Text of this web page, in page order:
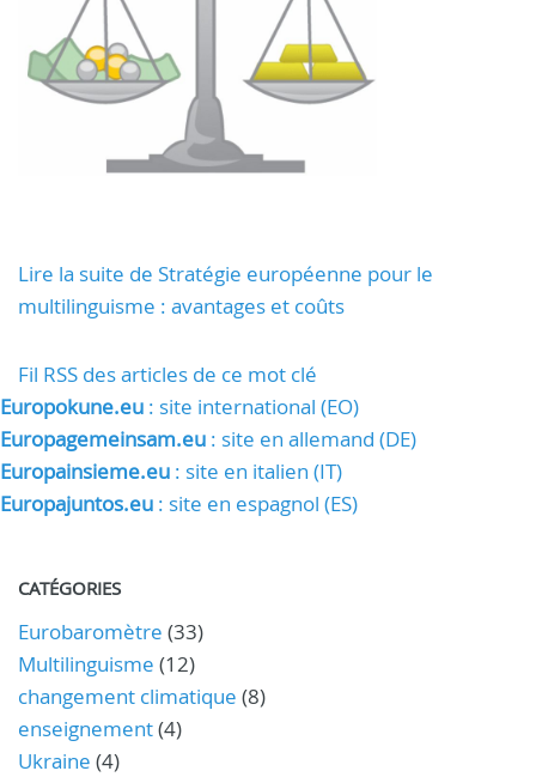
Lire la suite de Stratégie européenne pour le
multilinguisme : avantages et coûts
Fil RSS des articles de ce mot clé
Europokune.eu : site international (EO)
Europagemeinsam.eu : site en allemand (DE)
Europainsieme.eu : site en italien (IT)
Europajuntos.eu : site en espagnol (ES)
CATÉGORIES
Eurobaromètre (33)
Multilinguisme (12)
changement climatique (8)
enseignement(4)
Ukraine (4)